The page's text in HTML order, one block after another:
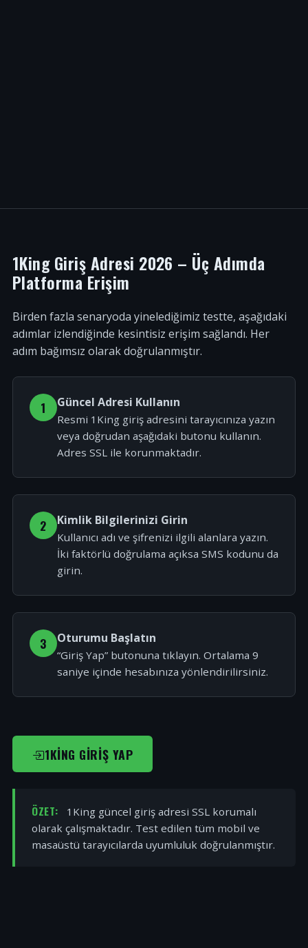
1King Giriş Adresi 2026 – Üç Adımda
Platforma Erişim
Birden fazla senaryoda yinelediğimiz testte, aşağıdaki
adımlar izlendiğinde kesintisiz erişim sağlandı. Her
adım bağımsız olarak doğrulanmıştır.
1 Güncel Adresi Kullanın
Resmi 1King giriş adresini tarayıcınıza yazın
veya doğrudan aşağıdaki butonu kullanın.
Adres SSL ile korunmaktadır.
2 Kimlik Bilgilerinizi Girin
Kullanıcı adı ve şifrenizi ilgili alanlara yazın.
İki faktörlü doğrulama açıksa SMS kodunu da
girin.
3 Oturumu Başlatın
“Giriş Yap” butonuna tıklayın. Ortalama 9
saniye içinde hesabınıza yönlendirilirsiniz.
1KING GIRIŞ YAP
ÖZET:
1King güncel giriş adresi SSL korumalı
olarak çalışmaktadır. Test edilen tüm mobil ve
masaüstü tarayıcılarda uyumluluk doğrulanmıştır.